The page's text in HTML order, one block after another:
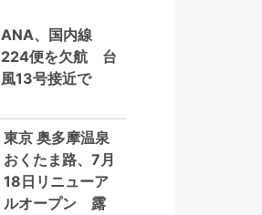
ANA、国内線
224便を欠航 台
風13号接近で
東京 奥多摩温泉
おくたま路、7月
18日リニューア
ルオープン 露